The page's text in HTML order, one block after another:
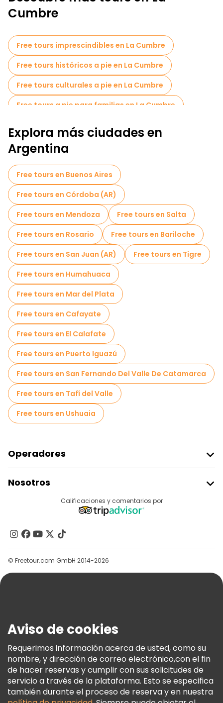
La Cumbre es también un centro para los amantes de las
cercano arroyo San Jerónimo y los cuidados parques son
perfectos para relajarse paseando por la naturaleza.
Un recorrido a pie gratuito por La Cumbre es una forma
tranquila y atractiva de conocer la belleza natural, la cultura
local y el ambiente acogedor de la ciudad.
Cumbre
Free tours imprescindibles en La Cumbre
Free tours históricos a pie en La Cumbre
Free tours culturales a pie en La Cumbre
Free tours a pie para familias en La Cumbre
Explora más ciudades en
Argentina
Free tours en Buenos Aires
Free tours en Córdoba (AR)
Free tours en Mendoza
Free tours en Salta
Free tours en Rosario
Free tours en Bariloche
Free tours en San Juan (AR)
Free tours en Tigre
Free tours en Humahuaca
Free tours en Mar del Plata
Free tours en Cafayate
Free tours en El Calafate
Free tours en Puerto Iguazú
Free tours en San Fernando Del Valle De Catamarca
Free tours en Tafí del Valle
Free tours en Ushuaia
Operadores
Acceder Como Proveedor
Programa De Afiliados
Nosotros
Contacto
Grupos
Ayuda
Términos E Información Legal
Política De Cookies
Freetour Premios
Programa De Fidelidad
Calificaciones y comentarios por
© Freetour.com GmbH 2014-2026
Aviso de cookies
Requerimos información acerca de usted, como su
nombre, y dirección de correo electrónico,con el fin
de hacer reservas y cumplir con sus solicitudes de
servicio a través de la plataforma. Esto se especifica
también durante el proceso de reserva y en nuestra